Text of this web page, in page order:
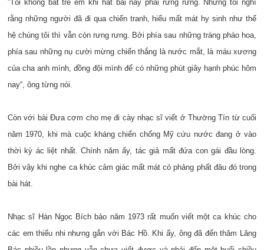
”Tôi không bắt trẻ em khi hát bài này phải rưng rưng. Nhưng tôi nghĩ
rằng những người đã đi qua chiến tranh, hiểu mất mát hy sinh như thế
hệ chúng tôi thì vẫn còn rưng rưng. Bởi phía sau những tràng pháo hoa,
phía sau những nụ cười mừng chiến thắng là nước mắt, là máu xương
của cha anh mình, đồng đội mình để có những phút giây hạnh phúc hôm
nay“, ông từng nói.
Còn với bài Đưa cơm cho mẹ đi cày nhạc sĩ viết ở Thường Tín từ cuối
năm 1970, khi mà cuộc kháng chiến chống Mỹ cứu nước đang ở vào
thời kỳ ác liệt nhất. Chính năm ấy, tác giả mất đứa con gái đầu lòng.
Bởi vậy khi nghe ca khúc cảm giác mất mát có phảng phất đâu đó trong
bài hát.
Nhạc sĩ Hàn Ngọc Bích bảo năm 1973 rất muốn viết một ca khúc cho
các em thiếu nhi nhưng gắn với Bác Hồ. Khi ấy, ông đã đến thăm Lăng